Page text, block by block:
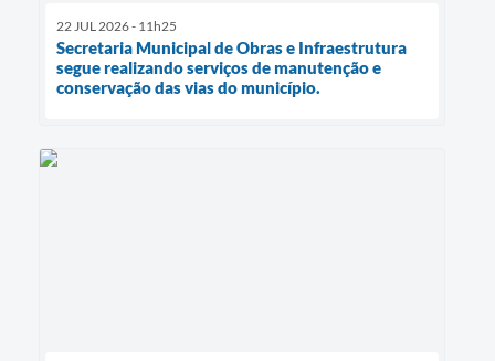
22 JUL 2026 - 11h25
Secretaria Municipal de Obras e Infraestrutura
segue realizando serviços de manutenção e
conservação das vias do município.